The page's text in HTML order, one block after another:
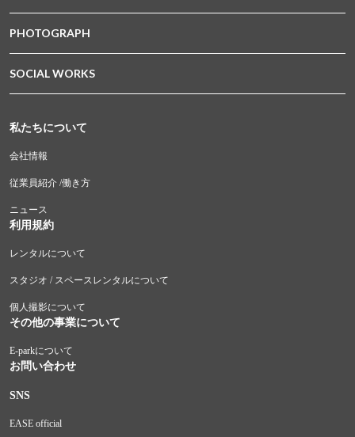
PHOTOGRAPH
SOCIAL WORKS
私たちについて
会社情報
従業員紹介 /働き方
ニュース
利用規約
レンタルについて
スタジオ / スペースレンタルについて
個人撮影について
その他の事業について
E-parkについて
お問い合わせ
SNS
EASE official